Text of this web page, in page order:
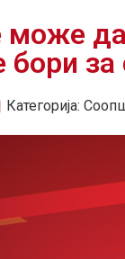
може
бори
Категорија: